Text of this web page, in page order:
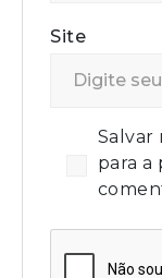
Site
Salvar
para a